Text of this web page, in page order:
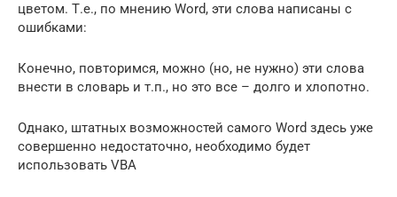
цветом. Т.е., по мнению Word, эти слова написаны с
ошибками:
Конечно, повторимся, можно (но, не нужно) эти слова
внести в словарь и т.п., но это все – долго и хлопотно.
Однако, штатных возможностей самого Word здесь уже
совершенно недостаточно, необходимо будет
использовать VBA